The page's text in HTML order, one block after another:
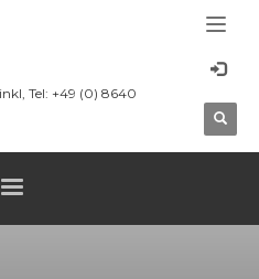
Tel: +49 (0) 8640